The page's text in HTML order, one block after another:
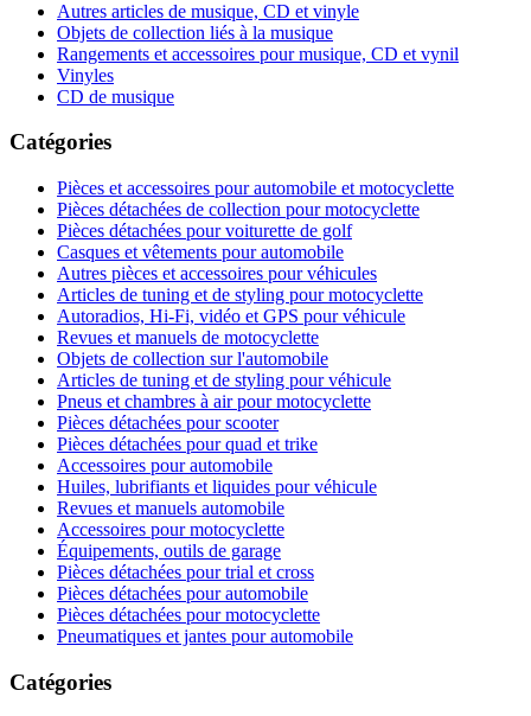
Autres articles de musique, CD et vinyle
Objets de collection liés à la musique
Rangements et accessoires pour musique, CD et vynil
Vinyles
CD de musique
Catégories
Pièces et accessoires pour automobile et motocyclette
Pièces détachées de collection pour motocyclette
Pièces détachées pour voiturette de golf
Casques et vêtements pour automobile
Autres pièces et accessoires pour véhicules
Articles de tuning et de styling pour motocyclette
Autoradios, Hi-Fi, vidéo et GPS pour véhicule
Revues et manuels de motocyclette
Objets de collection sur l'automobile
Articles de tuning et de styling pour véhicule
Pneus et chambres à air pour motocyclette
Pièces détachées pour scooter
Pièces détachées pour quad et trike
Accessoires pour automobile
Huiles, lubrifiants et liquides pour véhicule
Revues et manuels automobile
Accessoires pour motocyclette
Équipements, outils de garage
Pièces détachées pour trial et cross
Pièces détachées pour automobile
Pièces détachées pour motocyclette
Pneumatiques et jantes pour automobile
Catégories